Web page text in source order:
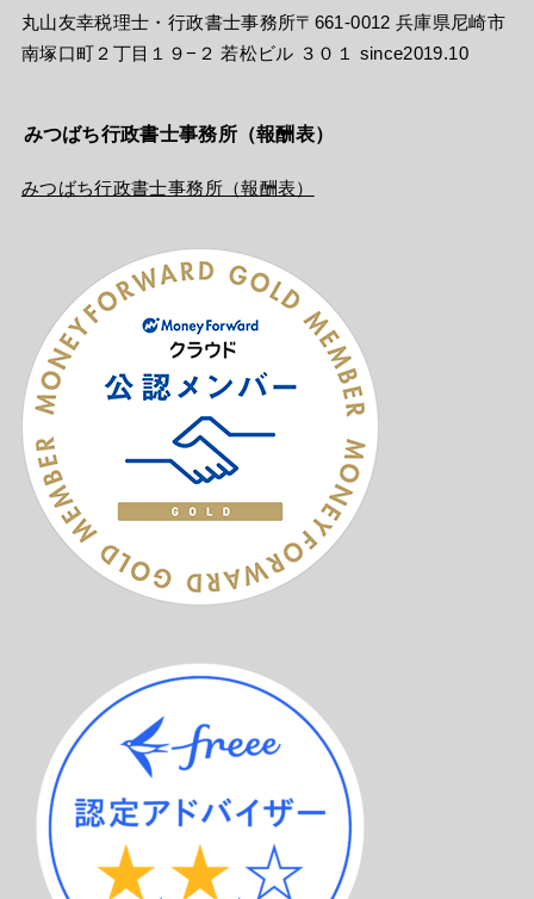
丸山友幸税理士・行政書士事務所〒661-0012 兵庫県尼崎市
南塚口町２丁目１９−２ 若松ビル ３０１ since2019.10
みつばち行政書士事務所（報酬表）
みつばち行政書士事務所（報酬表）